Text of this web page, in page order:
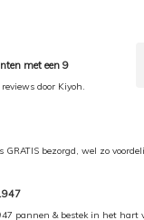
met een 9
door Kiyoh.
bezorgd, wel zo
pannen & bestek in het hart